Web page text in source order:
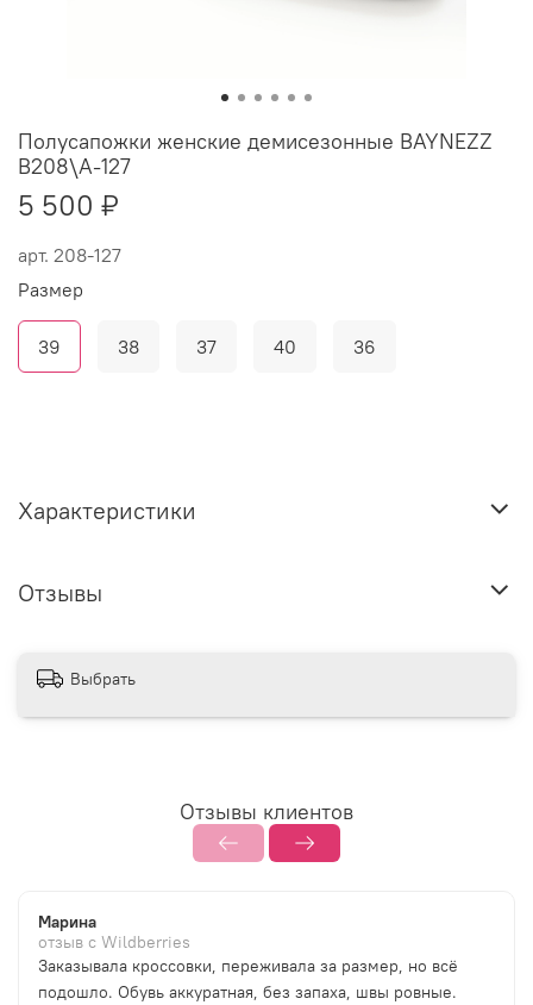
арт. 208-127
Полусапожки женские демисезонные BAYNEZZ
B208\A-127
5 500 ₽
Размер
39 38 37 40 36
Характеристики
Отзывы
Выбрать
Отзывы клиентов
Марина
отзыв с Wildberries
Заказывала кроссовки, переживала за размер, но всё
подошло. Обувь аккуратная, без запаха, швы ровные.